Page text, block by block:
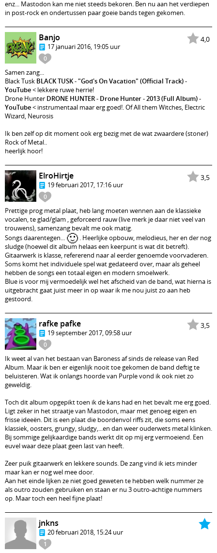
enz... Mastodon kan me niet steeds bekoren. Ben nu aan het verdiepen
in post-rock en ondertussen paar goeie bands tegen gekomen.
4,0
0
Banjo
17 januari 2016, 19:05 uur
Samen zang...
Black Tusk BLACK TUSK - "God's On Vacation" (Official Track) -
YouTube< lekkere ruwe herrie!
Drone Hunter DRONE HUNTER - Drone Hunter - 2013 (Full Album) -
YouTube< instrumentaal maar erg goed!. Of All them Witches, Electric
Wizard, Neurosis
Ik ben zelf op dit moment ook erg bezig met de wat zwaardere (stoner)
Rock of Metal..
heerlijk hoor!
3,5
0
ElroHirtje
19 februari 2017, 17:16 uur
Prettige prog metal plaat, heb lang moeten wennen aan de klassieke
vocalen, te glad/glam , geforceerd rauw (live merk je daar niet veel van
trouwens), samenzang bevalt me ook matig.
Songs daarentegen... 🙂 . Heerlijke opbouw, melodieus, her en der nog
sludge (hoewel dit album helaas een keerpunt is wat dit betreft).
Gitaarwerk is klasse, refererend naar al eerder genoemde voorvaderen.
Soms komt het individuele spel wat gedateerd over, maar als geheel
hebben de songs een totaal eigen en modern smoelwerk.
Blue is voor mij vermoedelijk wel het afscheid van de band, wat hierna is
uitgebracht gaat juist meer in op waar ik me nou juist zo aan heb
gestoord.
3,5
0
rafke pafke
19 september 2017, 09:58 uur
Ik weet al van het bestaan van Baroness af sinds de release van Red
Album. Maar ik ben er eigenlijk nooit toe gekomen de band deftig te
beluisteren. Wat ik onlangs hoorde van Purple vond ik ook niet zo
geweldig.
Toch dit album opgepikt toen ik de kans had en het bevalt me erg goed.
Ligt zeker in het straatje van Mastodon, maar met genoeg eigen en
frisse ideeën. Dit is een plaat die boordenvol riffs zit, die soms eens
klassiek, oosters, grungy, sludgy,...en dan weer ouderwets metal klinken.
Bij sommige gelijkaardige bands werkt dit op mij erg vermoeiend. Een
euvel waar deze plaat geen last van heeft.
Zeer puik gitaarwerk en lekkere sounds. De zang vind ik iets minder
maar kan er nog wel mee door.
Aan het einde lijken ze niet goed geweten te hebben welk nummer ze
als outro zouden gebruiken en staan er nu 3 outro-achtige nummers
op. Maar toch een heel fijne plaat!
1
jnkns
20 februari 2018, 15:24 uur